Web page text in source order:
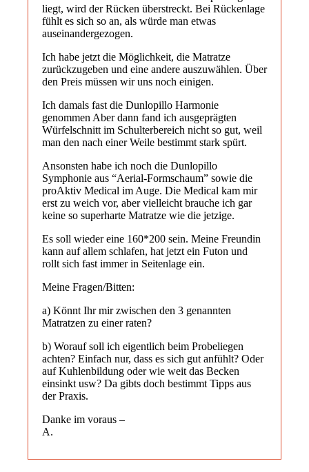
liegt, wird der Rücken überstreckt. Bei Rückenlage
fühlt es sich so an, als würde man etwas
auseinandergezogen.
Ich habe jetzt die Möglichkeit, die Matratze
zurückzugeben und eine andere auszuwählen. Über
den Preis müssen wir uns noch einigen.
Ich damals fast die Dunlopillo Harmonie
genommen Aber dann fand ich ausgeprägten
Würfelschnitt im Schulterbereich nicht so gut, weil
man den nach einer Weile bestimmt stark spürt.
Ansonsten habe ich noch die Dunlopillo
Symphonie aus “Aerial-Formschaum” sowie die
proAktiv Medical im Auge. Die Medical kam mir
erst zu weich vor, aber vielleicht brauche ich gar
keine so superharte Matratze wie die jetzige.
Es soll wieder eine 160*200 sein. Meine Freundin
kann auf allem schlafen, hat jetzt ein Futon und
rollt sich fast immer in Seitenlage ein.
Meine Fragen/Bitten:
a) Könnt Ihr mir zwischen den 3 genannten
Matratzen zu einer raten?
b) Worauf soll ich eigentlich beim Probeliegen
achten? Einfach nur, dass es sich gut anfühlt? Oder
auf Kuhlenbildung oder wie weit das Becken
einsinkt usw? Da gibts doch bestimmt Tipps aus
der Praxis.
Danke im voraus –
A.